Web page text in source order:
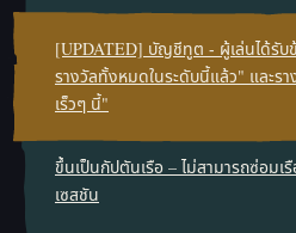
[UPDATED] บัญชีทูต - ผู้เล่นได้รั
รางวัลทั้งหมดในระดับนี้แล้ว" และร
เร็วๆ นี้"
ขึ้นเป็นกัปตันเรือ – ไม่สามารถซ่อม
เซสชัน